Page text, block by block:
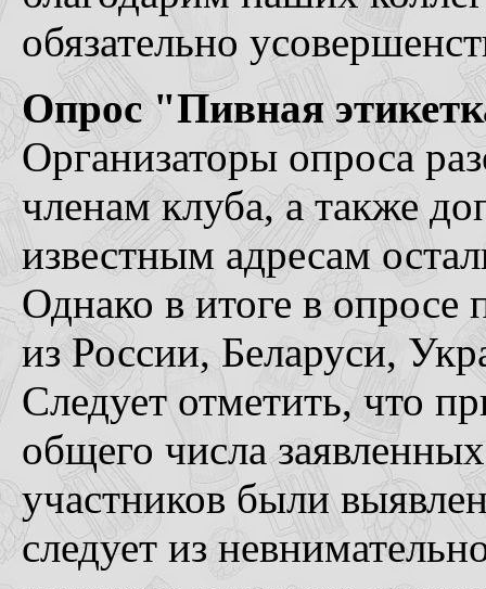
обязательно
Опрос "Пивная
Организаторы опроса
членам клуба, а также
известным адресам
Однако в итоге в опросе
из России, Беларуси,
Следует отметить, что
общего числа
участников были
следует из